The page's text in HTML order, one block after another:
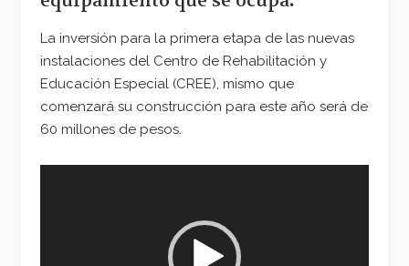
La inversión para la primera etapa de las nuevas
instalaciones del Centro de Rehabilitación y
Educación Especial (CREE), mismo que
comenzará su construcción para este año será de
60 millones de pesos.